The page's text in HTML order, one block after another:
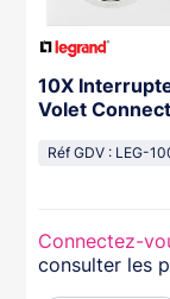
10X
Volet
Réf GDV : LEG-
Connectez-
consulter les